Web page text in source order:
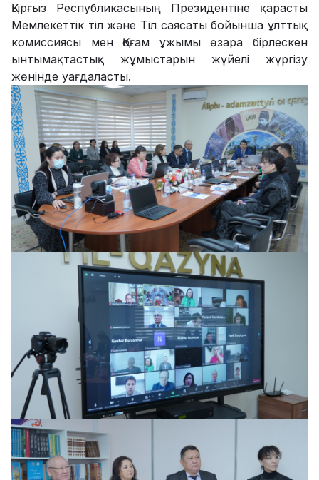
Қырғыз Республикасының Президентіне қарасты
Мемлекеттік тіл және Тіл саясаты бойынша ұлттық
комиссиясы мен Қоғам ұжымы өзара бірлескен
ынтымақтастық жұмыстарын жүйелі жүргізу
жөнінде уағдаласты.